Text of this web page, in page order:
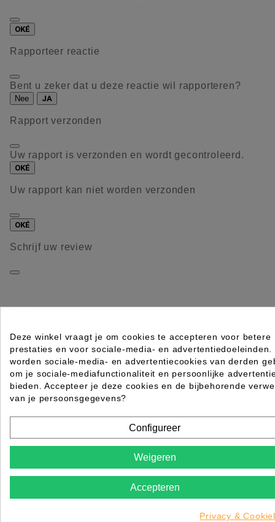
OKÉ
Rapporteer reactie
Bent u zeker dat u deze reactie wil rapporteren?
Nee JA
Rapport verzonden
Uw rapport is verzonden en wordt gecontroleerd.
OKÉ
Uw rapport kan niet worden verzonden
OKÉ
Schrijf uw review
HANDVATKAM COLOR LOS 21,2 CM 50 STK ZWART
Rating forQuality
Please choose a rating for your review.
Deze winkel vraagt je om cookies te accepteren voor betere
prestaties en voor sociale-media- en advertentiedoeleinden.
worden sociale-media- en advertentiecookies van derden
om je sociale-mediafunctionaliteit en persoonlijke
bieden. Accepteer je deze cookies en de bijbehorende
van je persoonsgegevens?
Configureer
Weigeren
Accepteren
Privacy &